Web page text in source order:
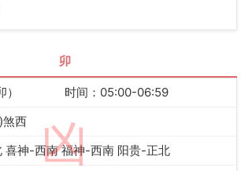
卯
凶
时间：05:00-06:59
煞西
喜神-西南 福神-西南 阳贵-正北